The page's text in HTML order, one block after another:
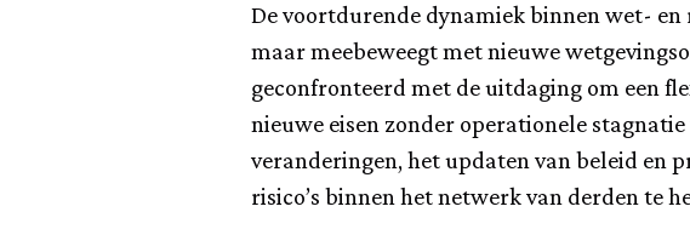
De voortdurende dynamiek binnen wet-
maar meebeweegt met nieuwe
geconfronteerd met de uitdaging om een
nieuwe eisen zonder operationele
veranderingen, het updaten van beleid en
risico’s binnen het netwerk van derden te